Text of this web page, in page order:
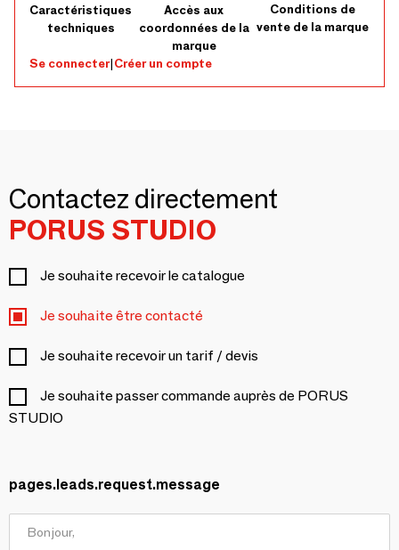
Caractéristiques
techniques
Accès aux
coordonnées de la
marque
Conditions de
vente de la marque
Se connecter|Créer un compte
Contactez directement
PORUS STUDIO
Je souhaite recevoir le catalogue
Je souhaite être contacté
Je souhaite recevoir un tarif / devis
Je souhaite passer commande auprès de PORUS
STUDIO
pages.leads.request.message